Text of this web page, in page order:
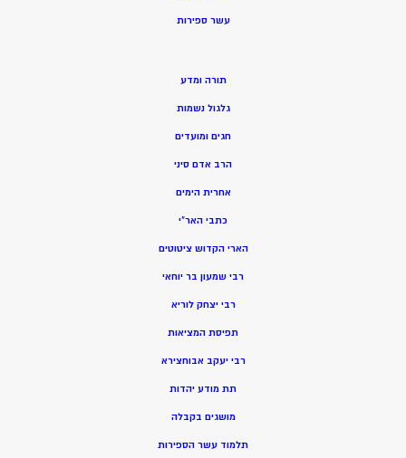
עשר ספירות
תורה ומדע
גלגול נשמות
חגים ומועדים
הרב אדם סיני
אחרית הימים
כתבי האר”י
הארי הקדוש ציטוטים
רבי שמעון בר יוחאי
רבי יצחק לוריא
תפיסת המציאות
רבי יעקב אבוחצירא
תת מודע יהדות
מושגים בקבלה
תלמוד עשר הספירות